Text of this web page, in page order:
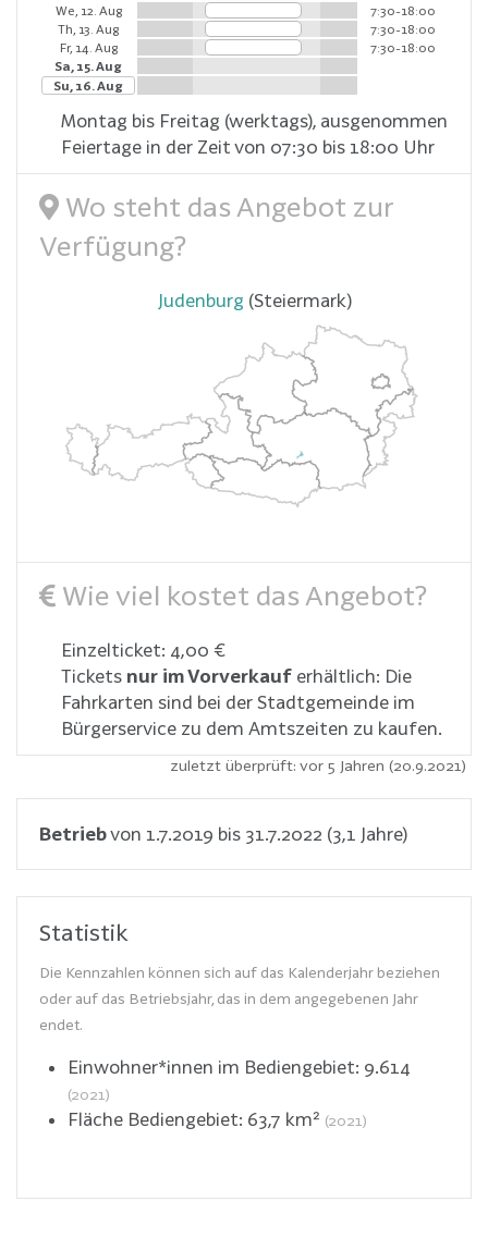
We, 12. Aug
7:30-18:00
Th, 13. Aug
7:30-18:00
Fr, 14. Aug
7:30-18:00
Sa, 15. Aug
Su, 16. Aug
Montag bis Freitag (werktags), ausgenommen
Feiertage in der Zeit von 07:30 bis 18:00 Uhr
Wo steht das Angebot zur
Verfügung?
Judenburg (Steiermark)
Wie viel kostet das Angebot?
Einzelticket: 4,00 €
Tickets nur im Vorverkauf erhältlich: Die
Fahrkarten sind bei der Stadtgemeinde im
Bürgerservice zu dem Amtszeiten zu kaufen.
zuletzt überprüft: vor 5 Jahren (20.9.2021)
Betriebvon 1.7.2019 bis 31.7.2022 (3,1 Jahre)
Statistik
Die Kennzahlen können sich auf das Kalenderjahr beziehen
oder auf das Betriebsjahr, das in dem angegebenen Jahr
endet.
Einwohner*innen im Bediengebiet: 9.614
(2021)
Fläche Bediengebiet: 63,7 km² (2021)